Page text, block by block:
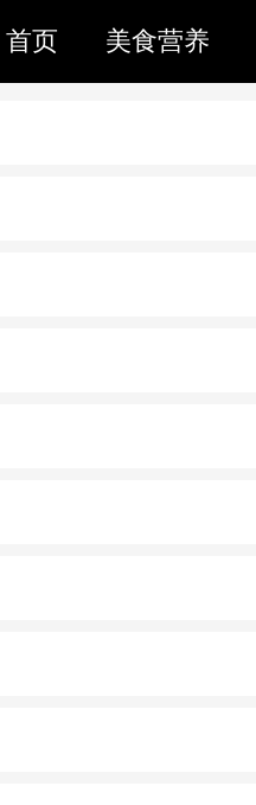
首页 美食营养